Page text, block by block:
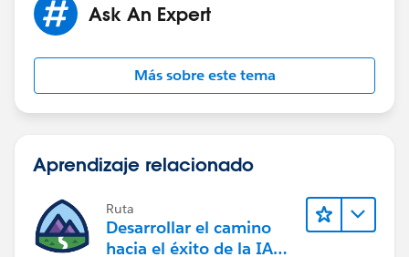
Ask An Expert
Más sobre este tema
Aprendizaje relacionado
Ruta
Desarrollar el camino
hacia el éxito de la IA